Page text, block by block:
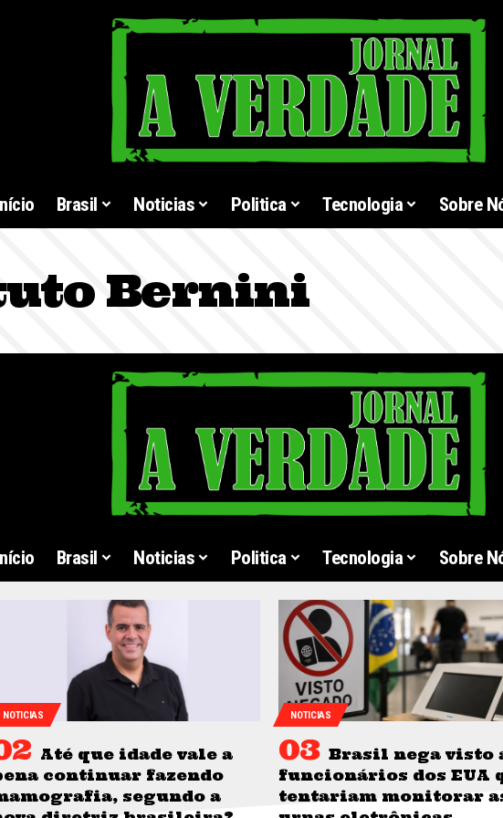
Brasil Noticias Politica Tecnologia Sobre
Bernini
Brasil Noticias Politica Tecnologia Sobre
NOTICIAS
Até que idade vale a
continuar fazendo
segundo a
NOTICIAS
Brasil nega visto
funcionários dos EUA
tentariam monitorar